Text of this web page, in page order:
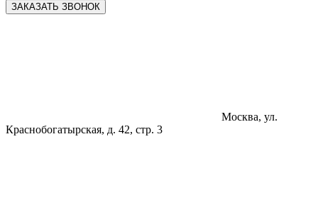
ЗАКАЗАТЬ ЗВОНОК
Москва, ул.
Краснобогатырская, д. 42, стр. 3